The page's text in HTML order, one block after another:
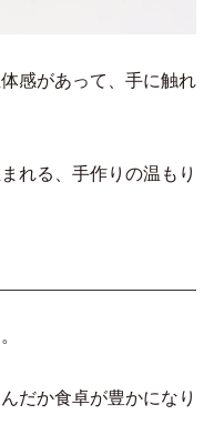
感があって、手に触れ
れる、手作りの温もり
だか食卓が豊かになり